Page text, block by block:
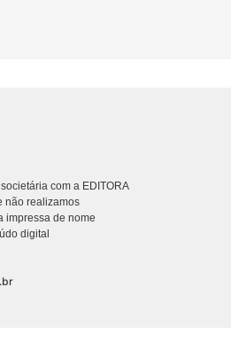
com a EDITORA
não realizamos
impressa de nome
digital